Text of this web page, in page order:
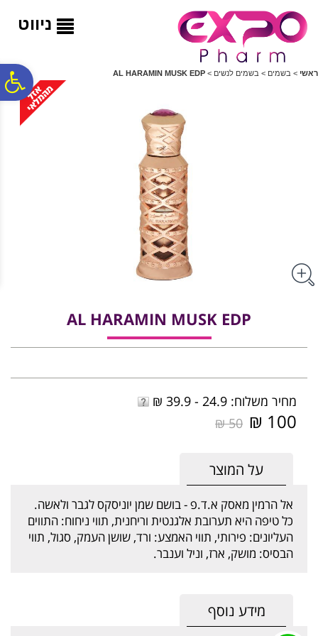
ניווט
ראשי > בשמים > בשמים לנשים >
AL HARAMIN MUSK EDP
AL HARAMIN MUSK EDP
מחיר משלוח: 24.9 - 39.9 ₪
100 ₪
50 ₪
על המוצר
אל הרמין מאסק א.ד.פ - בושם שמן יוניסקס לגבר ולאשה.
כל טיפה היא תערובת אלגנטית וריחנית, תווי ניחוח: התווים
העליונים: פירותי, תווי האמצע: ורד, שושן העמק, סגול, תווי
הבסיס: מושק, ארז, וניל וענבר.
מידע נוסף